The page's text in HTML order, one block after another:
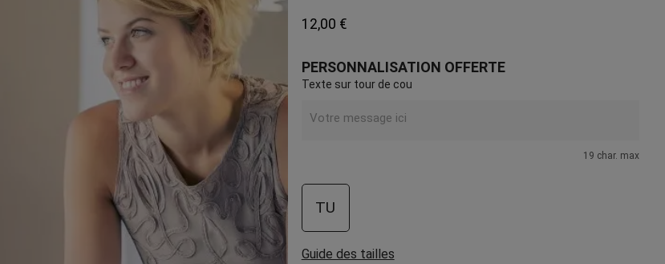
12,00 €
PERSONNALISATION OFFERTE
Texte sur tour de cou
19 char. max
TU
Guide des tailles